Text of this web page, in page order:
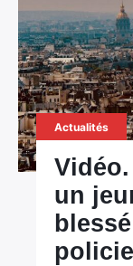
Actualités
un